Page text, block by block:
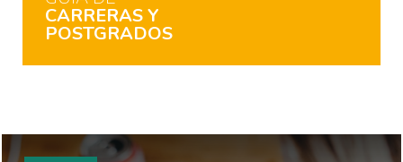
CARRERAS Y
POSTGRADOS